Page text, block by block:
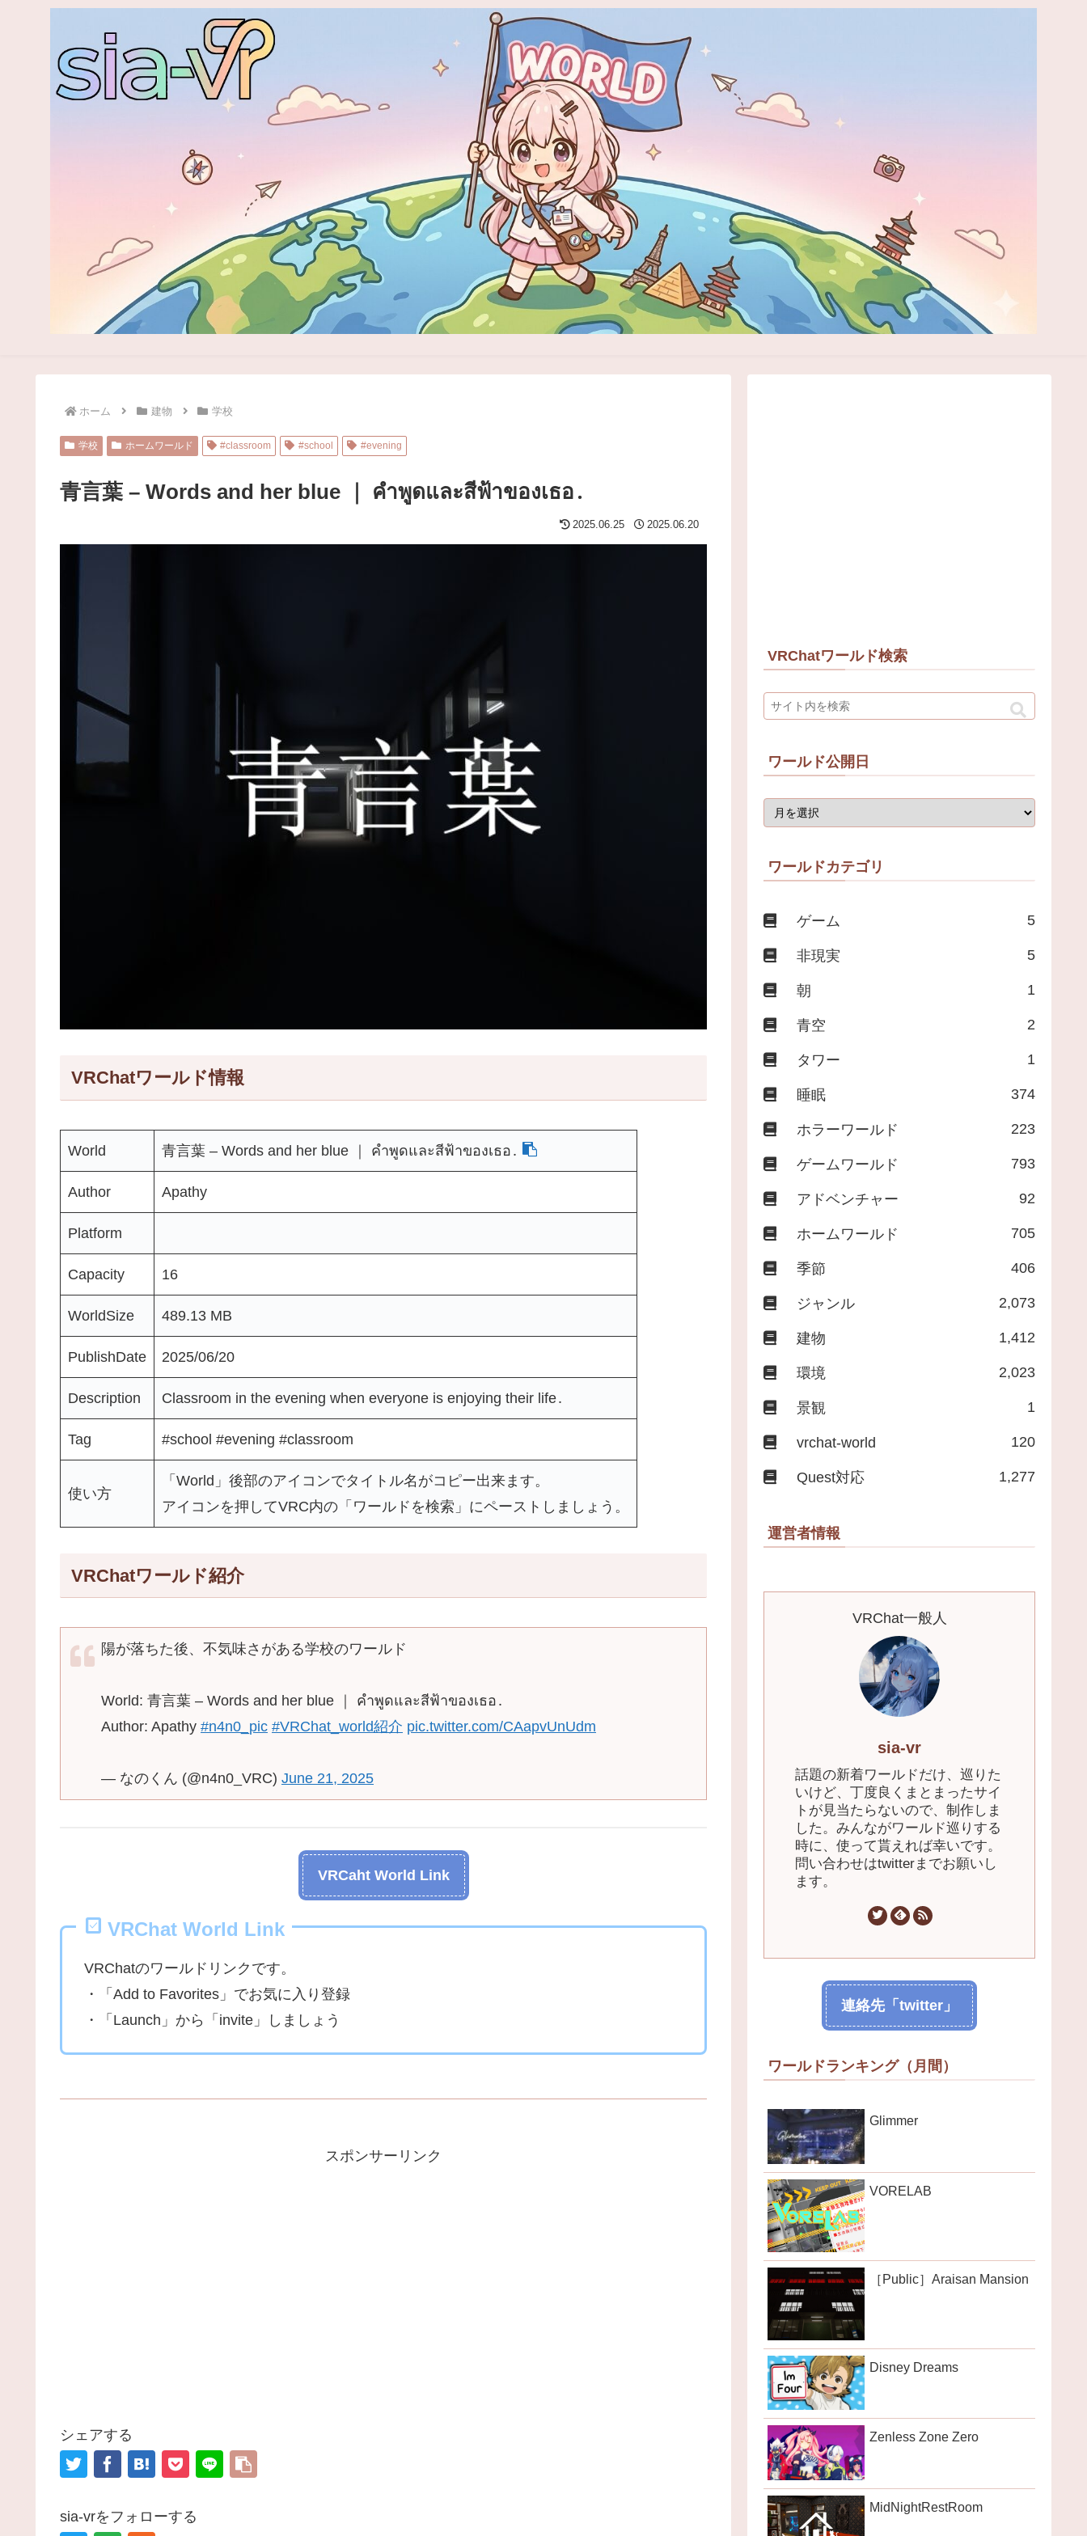
ホーム 建物 学校
学校 ホームワールド #classroom #school #evening
青言葉 – Words and her blue ｜ คำพูดและสีฟ้าของเธอ․
2025.06.25 2025.06.20
VRChatワールド情報
World 青言葉 – Words and her blue ｜ คำพูดและสีฟ้าของเธอ․
Author Apathy
Platform
Capacity 16
WorldSize 489.13 MB
PublishDate 2025/06/20
Description Classroom in the evening when everyone is enjoying their life․
Tag #school #evening #classroom
使い方
「World」後部のアイコンでタイトル名がコピー出来ます。
アイコンを押してVRC内の「ワールドを検索」にペーストしましょう。
VRChatワールド紹介
陽が落ちた後、不気味さがある学校のワールド
World: 青言葉 – Words and her blue ｜ คำพูดและสีฟ้าของเธอ․
Author: Apathy #n4n0_pic #VRChat_world紹介 pic.twitter.com/CAapvUnUdm
— なのくん (@n4n0_VRC) June 21, 2025
VRCaht World Link
VRChat World Link
VRChatのワールドリンクです。
・「Add to Favorites」でお気に入り登録
・「Launch」から「invite」しましょう
スポンサーリンク
シェアする
sia-vrをフォローする
VRChatワールド検索
ワールド公開日
ワールドカテゴリ
ゲーム 5
非現実 5
朝 1
青空 2
タワー 1
睡眠 374
ホラーワールド 223
ゲームワールド 793
アドベンチャー 92
ホームワールド 705
季節 406
ジャンル 2,073
建物 1,412
環境 2,023
景観 1
vrchat-world 120
Quest対応 1,277
運営者情報
VRChat一般人
sia-vr
話題の新着ワールドだけ、巡りた
いけど、丁度良くまとまったサイ
トが見当たらないので、制作しま
した。みんながワールド巡りする
時に、使って貰えれば幸いです。
問い合わせはtwitterまでお願いし
ます。
連絡先「twitter」
ワールドランキング（月間）
Glimmer
VORELAB
［Public］Araisan Mansion
Disney Dreams
Zenless Zone Zero
MidNightRestRoom